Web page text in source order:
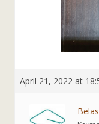
April 21, 2022 at
Belas